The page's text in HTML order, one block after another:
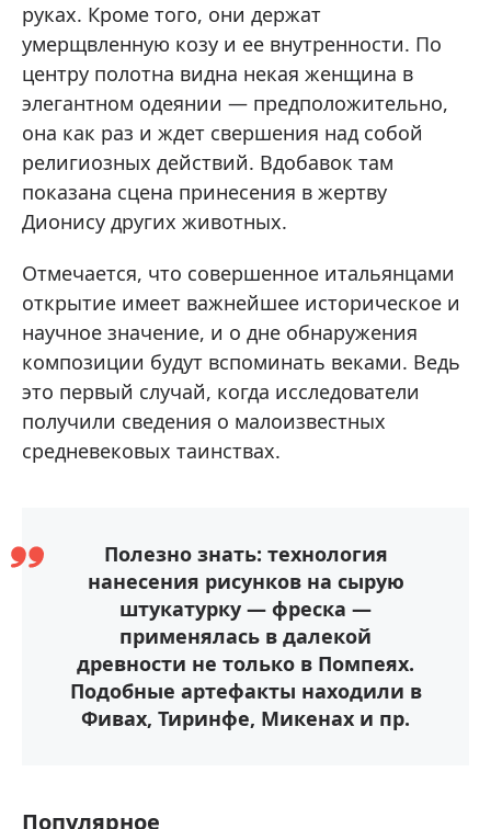
руках. Кроме того, они держат
умерщвленную козу и ее внутренности. По
центру полотна видна некая женщина в
элегантном одеянии — предположительно,
она как раз и ждет свершения над собой
религиозных действий. Вдобавок там
показана сцена принесения в жертву
Дионису других животных.
Отмечается, что совершенное итальянцами
открытие имеет важнейшее историческое и
научное значение, и о дне обнаружения
композиции будут вспоминать веками. Ведь
это первый случай, когда исследователи
получили сведения о малоизвестных
средневековых таинствах.
Полезно знать: технология
нанесения рисунков на сырую
штукатурку — фреска —
применялась в далекой
древности не только в Помпеях.
Подобные артефакты находили в
Фивах, Тиринфе, Микенах и пр.
Популярное